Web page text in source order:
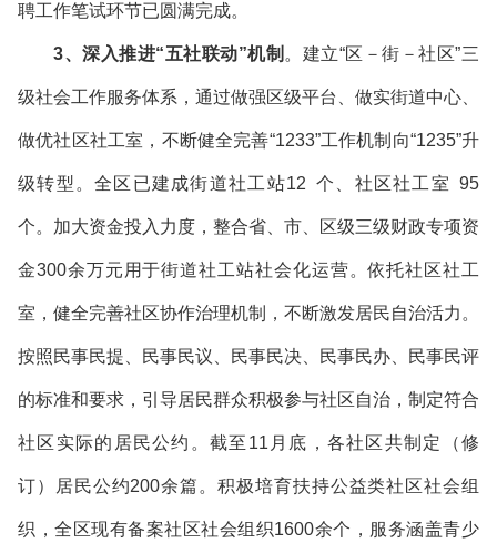
聘工作笔试环节已圆满完成。
3、深入推进“五社联动”机制 。建立“区－街－社区”三
级社会工作服务体系，通过做强区级平台、做实街道中心、
做优社区社工室，不断健全完善“1233”工作机制向“1235”升
级转型。全区已建成街道社工站12 个、社区社工室 95
个。加大资金投入力度，整合省、市、区级三级财政专项资
金300余万元用于街道社工站社会化运营。依托社区社工
室，健全完善社区协作治理机制，不断激发居民自治活力。
按照民事民提、民事民议、民事民决、民事民办、民事民评
的标准和要求，引导居民群众积极参与社区自治，制定符合
社区实际的居民公约。截至11月底，各社区共制定（修
订）居民公约200余篇。积极培育扶持公益类社区社会组
织，全区现有备案社区社会组织1600余个，服务涵盖青少